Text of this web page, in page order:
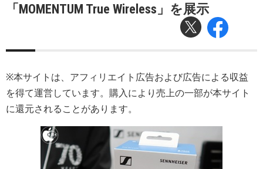
「MOMENTUM True Wireless」を展示
※本サイトは、アフィリエイト広告および広告による収益
を得て運営しています。購入により売上の一部が本サイト
に還元されることがあります。